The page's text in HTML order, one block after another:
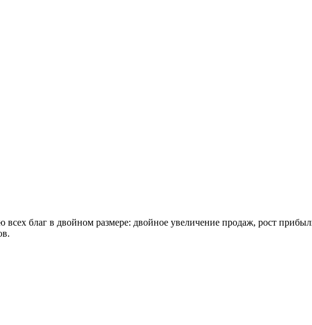
благ в двойном размере: двойное увеличение продаж, рост